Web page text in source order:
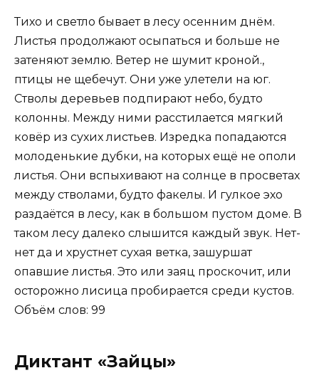
Тихо и светло бывает в лесу осенним днём.
Листья продолжают осыпаться и больше не
затеняют землю. Ветер не шумит кроной.,
птицы не щебечут. Они уже улетели на юг.
Стволы деревьев подпирают небо, будто
колонны. Между ними расстилается мягкий
ковёр из сухих листьев. Изредка попадаются
молоденькие дубки, на которых ещё не ополи
листья. Они вспыхивают на солнце в просветах
между стволами, будто факелы. И гулкое эхо
раздаётся в лесу, как в большом пустом доме. В
таком лесу далеко слышится каждый звук. Нет-
нет да и хрустнет сухая ветка, зашуршат
опавшие листья. Это или заяц проскочит, или
осторожно лисица пробирается среди кустов.
Объём слов: 99
Диктант «Зайцы»